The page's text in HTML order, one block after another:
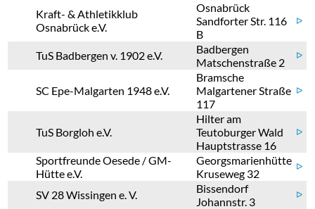
Kraft- & Athletikklub
Osnabrück e.V.
Osnabrück
Sandforter Str. 116
B
ᐅ
TuS Badbergen v. 1902 e.V.
Badbergen
Matschenstraße 2
ᐅ
SC Epe-Malgarten 1948 e.V.
Bramsche
Malgartener Straße
117
ᐅ
TuS Borgloh e.V.
Hilter am
Teutoburger Wald
Hauptstrasse 16
ᐅ
Sportfreunde Oesede / GM-
Hütte e.V.
Georgsmarienhütte
Kruseweg 32
ᐅ
SV 28 Wissingen e. V.
Bissendorf
Johannstr. 3
ᐅ